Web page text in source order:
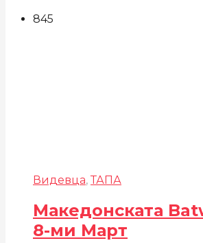
845
Видевца, ТАПА
Македонската
8-ми Март